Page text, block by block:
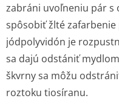
zabráni uvoľneniu pár
spôsobiť žlté
jódpolyvidón je
sa dajú odstániť
škvrny sa môžu
roztoku tiosíranu.